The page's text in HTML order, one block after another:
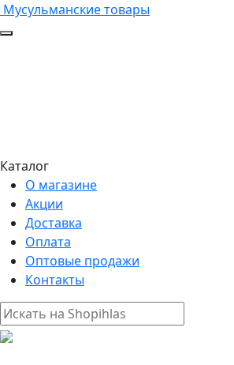
Мусульманские товары
Каталог
О магазине
Акции
Доставка
Оплата
Оптовые продажи
Контакты